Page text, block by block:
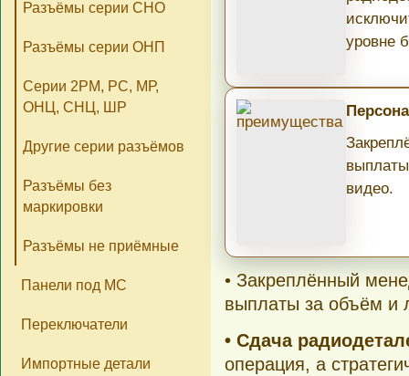
уровне
видео.
• Закреплённый
выплаты за объём и
• Сдача
операция, а
Разъёмы серии СНО
Разъёмы серии ОНП
Серии 2РМ, РС, МР,
ОНЦ, СНЦ, ШР
Другие серии разъёмов
Разъёмы без
маркировки
Разъёмы не приёмные
Панели под МС
Переключатели
Импортные детали